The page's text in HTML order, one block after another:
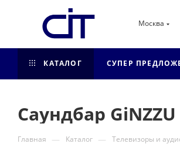
Москва
КАТАЛОГ СУПЕР
Саундбар
Главная — Каталог — Телевизоры и